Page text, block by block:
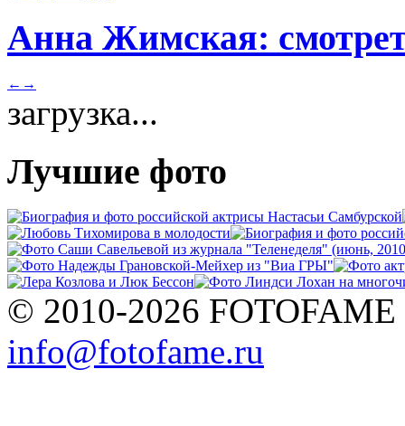
Анна Жимская:
← →
загрузка...
Лучшие фото
© 2010-2026 FOTOFAME
info@fotofame.ru